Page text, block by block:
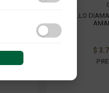
ANILLO
$
y las interacciones de